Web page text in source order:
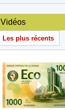
Vidéos
Les plus récents